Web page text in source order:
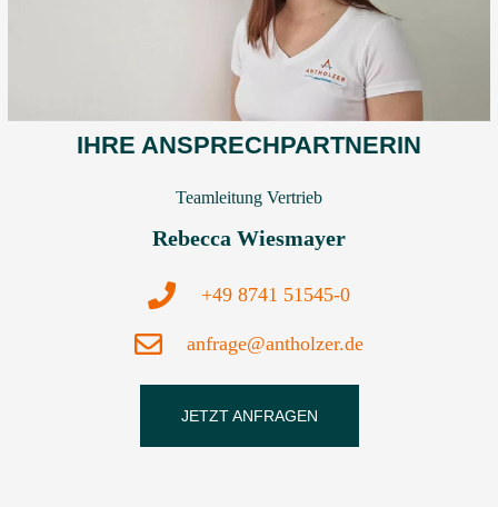
IHRE ANSPRECHPARTNERIN
Teamleitung Vertrieb
Rebecca Wiesmayer
+49 8741 51545-0
anfrage@antholzer.de
JETZT ANFRAGEN